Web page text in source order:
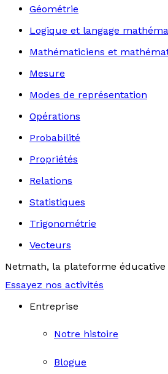
Géométrie
Logique et langage
Mathématiciens et
Mesure
Modes de représentation
Opérations
Probabilité
Propriétés
Relations
Statistiques
Trigonométrie
Vecteurs
Netmath, la plateforme
Essayez nos activités
Entreprise
Notre histoire
Blogue